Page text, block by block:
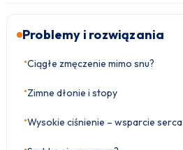
Problemy i rozwiązania
•Ciągłe zmęczenie mimo snu?
•Zimne dłonie i stopy
•Wysokie ciśnienie – wsparcie serca